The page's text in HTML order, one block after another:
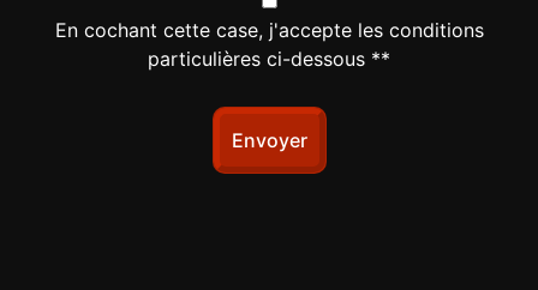
En cochant cette case, j'accepte les conditions
particulières ci-dessous **
Envoyer